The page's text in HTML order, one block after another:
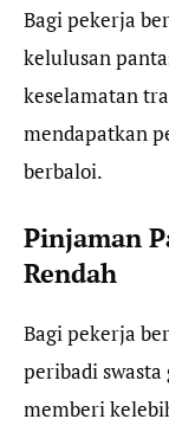
Bagi pekerja
kelulusan
keselamatan
mendapatkan
berbaloi.
Pinjaman
Rendah
Bagi pekerja
peribadi
memberi